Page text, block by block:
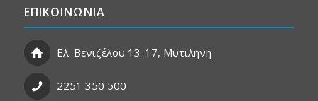
ΕΠΙΚΟΙΝΩΝΙΑ
Ελ. Βενιζέλου 13-17, Μυτιλήνη
2251 350 500